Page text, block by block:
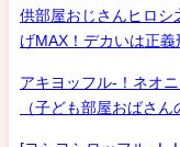
供部屋おじさんヒロシ
げMAX！デカいは正義
アキヨッフル-！ネオ
（子ども部屋おばさ